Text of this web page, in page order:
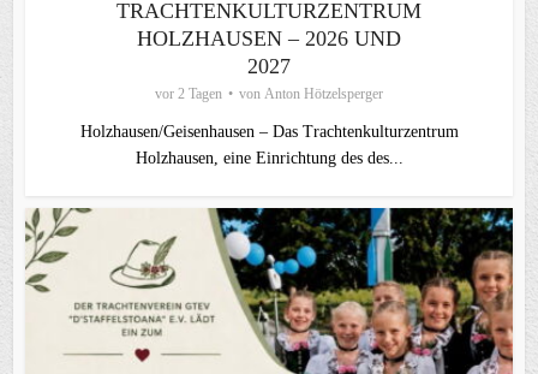
TRACHTENKULTURZENTRUM
HOLZHAUSEN – 2026 UND
2027
vor 2 Tagen von Anton Hötzelsperger
Holzhausen/Geisenhausen – Das Trachtenkulturzentrum
Holzhausen, eine Einrichtung des des...